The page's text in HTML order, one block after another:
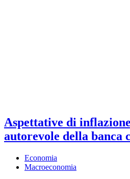
Aspettative di
autorevole della banca
Economia
Macroeconomia